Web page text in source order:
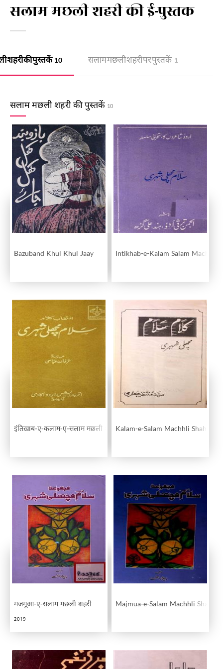
सलाम मछली शहरी की ई-पुस्तक
शहरी की पुस्तकें 10 सलाम मछली शहरी पर पुस्तकें 1
सलाम मछली शहरी की पुस्तकें 10
Bazuband Khul Khul Jaay Intikhab-e-Kalam Salam Machhli
इंतिख़ाब-ए-कलाम-ए-सलाम मछली शहरीKalam-e-Salam Machhli Shahri
मजमूआ-ए-सलाम मछली शहरी
2019
Majmua-e-Salam Machhli Shahri